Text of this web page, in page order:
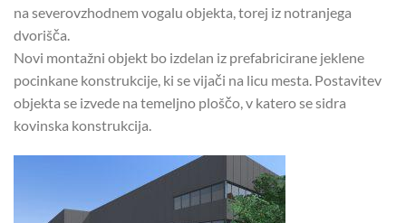
na severovzhodnem vogalu objekta, torej iz notranjega
dvorišča.
Novi montažni objekt bo izdelan iz prefabricirane jeklene
pocinkane konstrukcije, ki se vijači na licu mesta. Postavitev
objekta se izvede na temeljno ploščo, v katero se sidra
kovinska konstrukcija.